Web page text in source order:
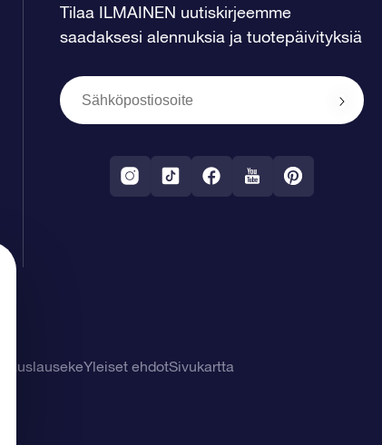
Tilaa ILMAINEN uutiskirjeemme
saadaksesi alennuksia ja tuotepäivityksiä
Yleiset ehdotSivukartta